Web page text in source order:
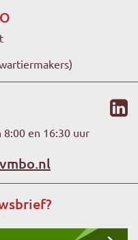
8:00 en 16:30 uur